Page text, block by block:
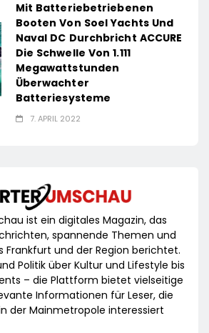
Mit Batteriebetriebenen
Booten Von Soel Yachts Und
Naval DC Durchbricht ACCURE
Die Schwelle Von 1.111
Megawattstunden
Überwachter
Batteriesysteme
7. APRIL 2022
ist ein digitales Magazin, das
spannende Themen und
Frankfurt und der Region berichtet.
Politik über Kultur und Lifestyle bis
– die Plattform bietet vielseitige
Informationen für Leser, die
der Mainmetropole interessiert